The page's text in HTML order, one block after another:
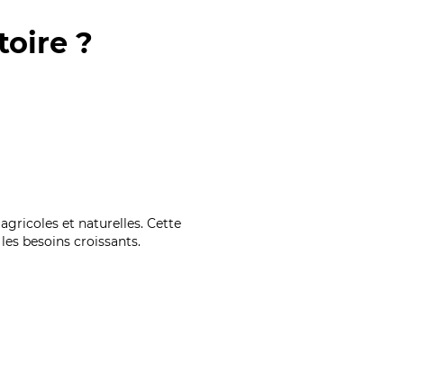
?
et naturelles. Cette
besoins croissants.